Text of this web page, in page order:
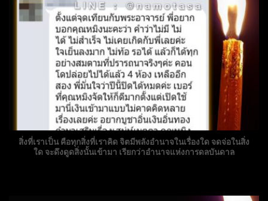
สิ่งที่เราเป็น คือทุกสิ่งที่เราคิด จิตมีพลังอำนาจในเรื่องใด จดจ่อในสิ่ง
ใด จะดึงดูดสิ่งนั้นเข้ามา เรียกว่าอำนาจแห่งการดลบันดาล